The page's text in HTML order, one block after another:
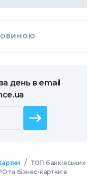
день в email
/ ТОП банківських
та бізнес-картки в